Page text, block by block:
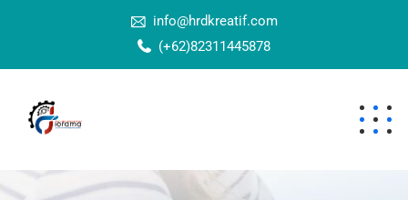
info@hrdkreatif.com
(+62)82311445878